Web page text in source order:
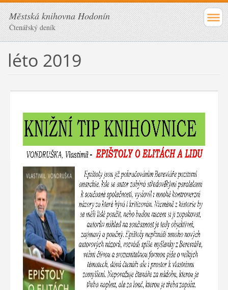
Městská knihovna Hodonín
Čtenářský deník
léto 2019